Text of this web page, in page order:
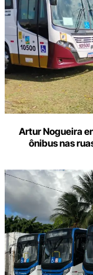
Artur Nogueira
ônibus nas